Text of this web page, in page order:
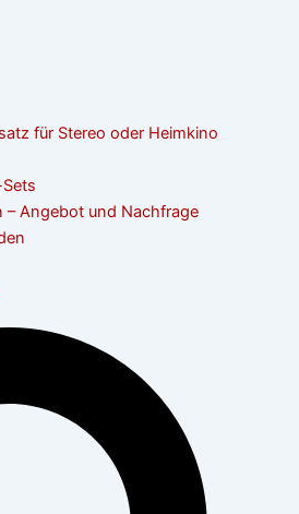
für Stereo oder Heimkino
– Angebot und Nachfrage